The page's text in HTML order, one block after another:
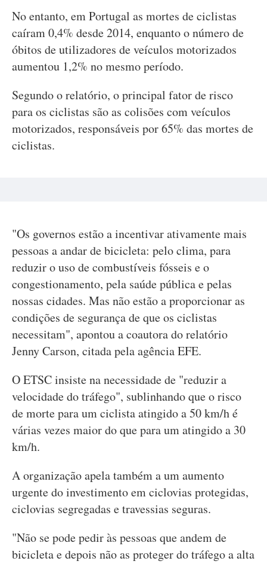
No entanto, em Portugal as mortes de ciclistas
caíram 0,4% desde 2014, enquanto o número de
óbitos de utilizadores de veículos motorizados
aumentou 1,2% no mesmo período.
Segundo o relatório, o principal fator de risco
para os ciclistas são as colisões com veículos
motorizados, responsáveis por 65% das mortes de
ciclistas.
"Os governos estão a incentivar ativamente mais
pessoas a andar de bicicleta: pelo clima, para
reduzir o uso de combustíveis fósseis e o
congestionamento, pela saúde pública e pelas
nossas cidades. Mas não estão a proporcionar as
condições de segurança de que os ciclistas
necessitam", apontou a coautora do relatório
Jenny Carson, citada pela agência EFE.
O ETSC insiste na necessidade de "reduzir a
velocidade do tráfego", sublinhando que o risco
de morte para um ciclista atingido a 50 km/h é
várias vezes maior do que para um atingido a 30
km/h.
A organização apela também a um aumento
urgente do investimento em ciclovias protegidas,
ciclovias segregadas e travessias seguras.
"Não se pode pedir às pessoas que andem de
bicicleta e depois não as proteger do tráfego a alta